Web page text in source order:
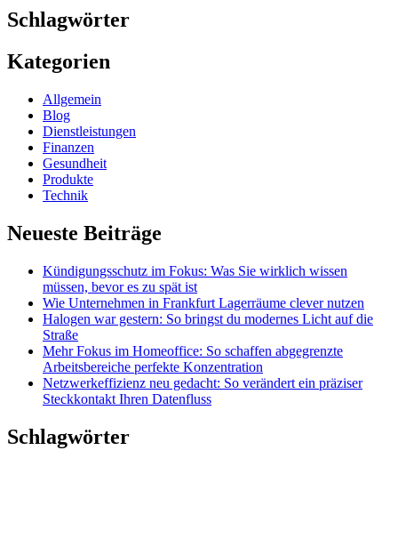
Schlagwörter
Kategorien
Allgemein
Blog
Dienstleistungen
Finanzen
Gesundheit
Produkte
Technik
Neueste Beiträge
Kündigungsschutz im Fokus: Was Sie wirklich wissen
müssen, bevor es zu spät ist
Wie Unternehmen in Frankfurt Lagerräume clever nutzen
Halogen war gestern: So bringst du modernes Licht auf die
Straße
Mehr Fokus im Homeoffice: So schaffen abgegrenzte
Arbeitsbereiche perfekte Konzentration
Netzwerkeffizienz neu gedacht: So verändert ein präziser
Steckkontakt Ihren Datenfluss
Schlagwörter